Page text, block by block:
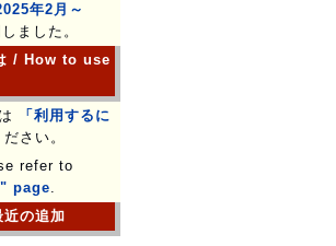
年2月～
ました。
/ How to use
「利用するに
さい。
refer to
page.
の追加